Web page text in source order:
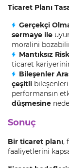
Ticaret Planı
Gerçekçi
sermaye ile
moralini
Mantıksız
ticaret
Bileşenler
çeşitli
performansın
düşmesine
Sonuç
Bir ticaret planı,
faaliyetlerini